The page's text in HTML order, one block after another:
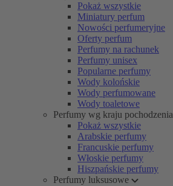
Pokaż wszystkie
Miniatury perfum
Nowości perfumeryjne
Oferty perfum
Perfumy na rachunek
Perfumy unisex
Popularne perfumy
Wody kolońskie
Wody perfumowane
Wody toaletowe
Perfumy wg kraju pochodzenia
Pokaż wszystkie
Arabskie perfumy
Francuskie perfumy
Włoskie perfumy
Hiszpańskie perfumy
Perfumy luksusowe